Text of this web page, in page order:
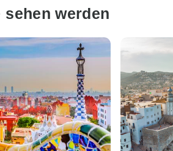
sehen werden